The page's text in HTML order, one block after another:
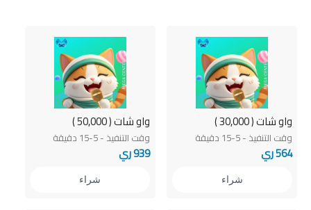
واو شات ( 30,000 )
وقت التنفيذ - 5-15 دقيقة
564 ري
شراء
واو شات ( 50,000 )
وقت التنفيذ - 5-15 دقيقة
939 ري
شراء